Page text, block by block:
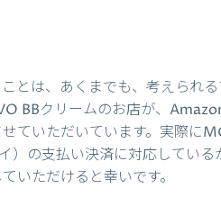
とは、あくまでも、考えられ
BBクリームのお店が、
ていただいています。実際に
）の支払い決済に対応してい
いただけると幸いです。